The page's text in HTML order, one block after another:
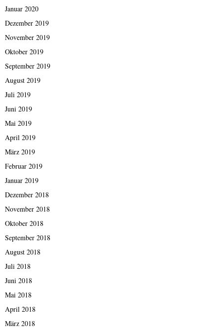
Januar 2020
Dezember 2019
November 2019
Oktober 2019
September 2019
August 2019
Juli 2019
Juni 2019
Mai 2019
April 2019
März 2019
Februar 2019
Januar 2019
Dezember 2018
November 2018
Oktober 2018
September 2018
August 2018
Juli 2018
Juni 2018
Mai 2018
April 2018
März 2018